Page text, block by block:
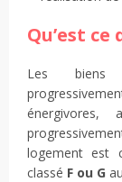
Qu’est ce
Les biens
énergivores,
logement est
classé F ou G